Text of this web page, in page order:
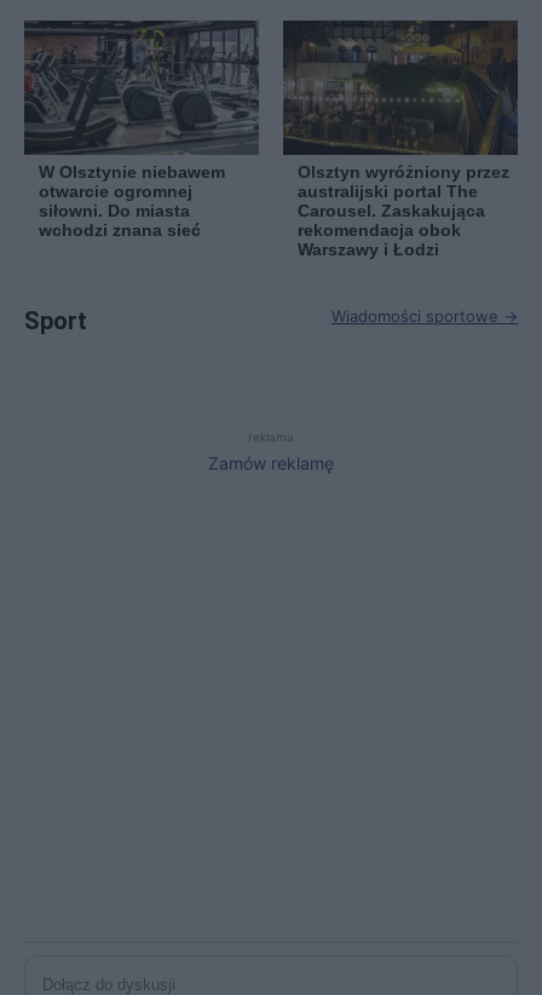
W Olsztynie niebawem
otwarcie ogromnej
siłowni. Do miasta
wchodzi znana sieć
Olsztyn wyróżniony przez
australijski portal The
Carousel. Zaskakująca
rekomendacja obok
Warszawy i Łodzi
Sport Wiadomości sportowe →
reklama
Zamów reklamę